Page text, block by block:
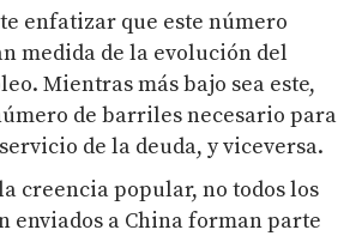
enfatizar que este número
medida de la evolución del
Mientras más bajo sea este,
de barriles necesario para
de la deuda, y viceversa.
creencia popular, no todos los
enviados a China forman parte